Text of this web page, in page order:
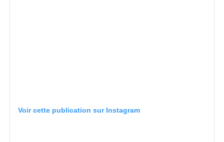
Voir cette publication sur Instagram